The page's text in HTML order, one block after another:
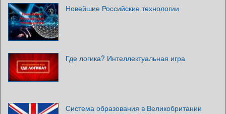
Новейшие Российские технологии
Где логика? Интеллектуальная игра
Система образования в Великобритании